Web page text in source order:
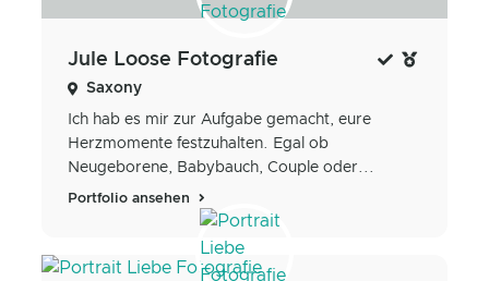
Jule Loose Fotografie
Saxony
Ich hab es mir zur Aufgabe gemacht, eure
Herzmomente festzuhalten. Egal ob
Neugeborene, Babybauch, Couple oder...
Portfolio ansehen